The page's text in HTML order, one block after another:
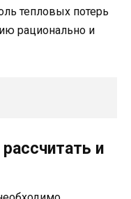
тепловых потерь
рационально и
и